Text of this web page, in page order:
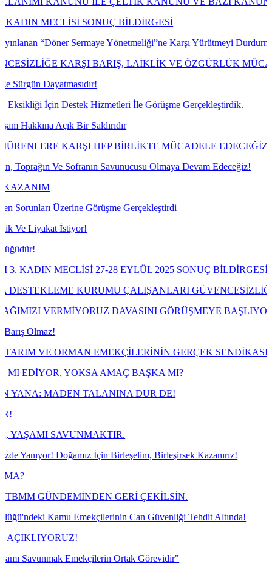
SONUÇ BİLDİRGESİ
Sermaye Yönetmeliği”ne Karşı Yürütmeyi Durdurma ve İptal
BARIŞ, LAİKLİK VE ÖZGÜRLÜK MÜCADELESİNİ
Hizmetleri İle Görüşme Gerçekleştirdik.
Bir Saldırıdır
HEP BİRLİKTE MÜCADELE EDECEĞİZ
Savunucusu Olmaya Devam Edeceğiz!
Görüşme Gerçekleştirdi
27-28 EYLÜL 2025 SONUÇ BİLDİRGESİ
KURUMU ÇALIŞANLARI GÜVENCESİZLİĞE MAHKÛM
DAVASINI GÖRÜŞMEYE BAŞLIYOR
EMEKÇİLERİNİN GERÇEK SENDİKASI TARIM
AMAÇ BAŞKA MI?
TALANINA DUR DE!
İçin Birleşelim, Birleşirsek Kazanırız!
GERİ ÇEKİLSİN.
Emekçilerinin Can Güvenliği Tehdit Altında!
Ortak Görevidir"